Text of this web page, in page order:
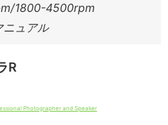
m/1800-4500rpm
ニュアル
R
Photographer and Speaker